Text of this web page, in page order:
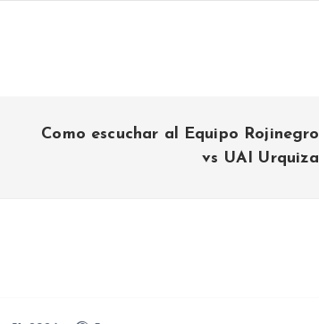
Como escuchar al Equipo Rojinegro
vs UAI Urquiza